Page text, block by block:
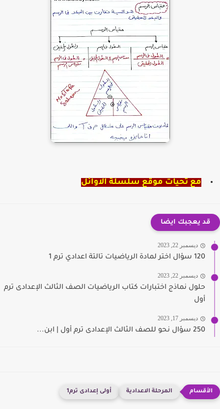
مع تحيات موقع سلسلة الاوائل
قد يعجبك ايضا
ديسمبر 22, 2023
120 سؤال اختر لمادة الرياضيات تالتة اعدادي ترم 1
ديسمبر 22, 2023
حلول نماذج اختبارات كتاب الرياضيات الصف الثالث الإعدادى ترم
أول
ديسمبر 17, 2023
250 سؤال نحو للصف الثالث الإعدادى ترم أول | ابن...
المرحلة الاعدادية أولى إعدادى ترم1